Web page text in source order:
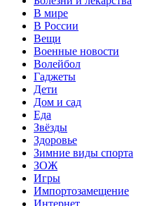
В мире
В России
Вещи
Военные новости
Волейбол
Гаджеты
Дети
Дом и сад
Еда
Звёзды
Здоровье
Зимние виды спорта
ЗОЖ
Игры
Импортозамещение
Интернет